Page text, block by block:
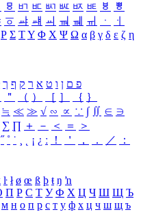
ㅱ ㅲ ㅳ ㅴ ㅵ ㅶ ㅷ ㅸ
ㅹ
ㆆ ㆇ ㆈ ㆉ ㆊ ㆋ ㆌ ㆍ
ㆎ
Ρ Σ ΤΥ Φ Χ Ψ Ω α β γ δ ε ζ η
פ ם ן ו ט א ר ק ף ך
＂ （ ） ［ ］ ｛ ｝
≒ ≪ ≫ √ ∽ ∝ ∵ ∫ ∬ ∈ ∋
∑ ∏ ＋ － ＜ ＝
＞
˝ ˚ ˙ ¸ ¡ ¿ ː ！ ＇ ， ． ／
：
ŀ ł ø œ ß þ ŧ ŋ ŉ
П Р С Т У Ф Х Ц Ч Ш Щ Ъ
м н о п р с т у ф х ц ч ш щ ъ